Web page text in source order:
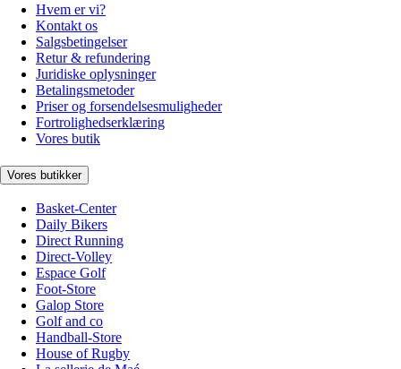
Hvem er vi?
Kontakt os
Salgsbetingelser
Retur & refundering
Juridiske oplysninger
Betalingsmetoder
Priser og forsendelsesmuligheder
Fortrolighedserklæring
Vores butik
Vores butikker
Basket-Center
Daily Bikers
Direct Running
Direct-Volley
Espace Golf
Foot-Store
Galop Store
Golf and co
Handball-Store
House of Rugby